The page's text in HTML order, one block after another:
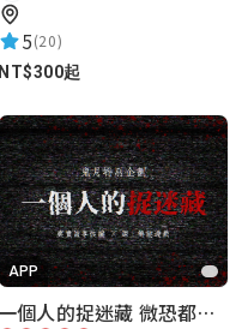
5(20)
NT$300起
APP
一個人的捉迷藏 微恐都市傳說